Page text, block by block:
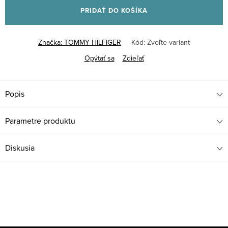
PRIDAŤ DO KOŠÍKA
Značka: TOMMY HILFIGER Kód: Zvoľte variant
Opýtať sa
Zdieľať
Popis
Parametre produktu
Diskusia